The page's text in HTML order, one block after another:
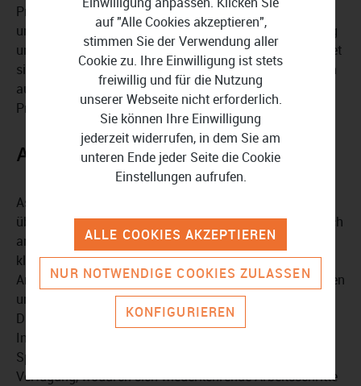
Projekts. Die strukturierte Ausgabe mit Bezeichnungen
und Mengen erleichtert die Dokumentation, Abstimmung
und Weitergabe von Planungsunterlagen. Dadurch eignet
sich die Software nicht nur für die Konstruktion, sondern
auch für die professionelle Aufbereitung von
Projektdaten.
Arbeiten mit Assistenten
Ashampoo 3D CAD Architecture 14 setzt auf eine
übersichtlich strukturierte Benutzeroberfläche mit logisch
angeordneten Werkzeugen. Sie können zwischen
klassischer Werkzeugleiste und moderner Ribbon-
Ansicht wählen. Zahlreiche Eingabehilfen und Assistenten
unterstützen bei komplexen Aufgaben wie
Dachkonstruktionen, Geländeplanung oder technischen
Installationen. Ergänzend stehen Funktionen zum
Spiegeln von 2D-Symbolen und 3D-Objekten zur
Verfügung, wodurch sich wiederkehrende Arbeitsschritte
auf "Alle Cookies akzeptieren",
stimmen Sie der Verwendung aller
Cookie zu. Ihre Einwilligung ist stets
freiwillig und für die Nutzung
unserer Webseite nicht erforderlich.
Sie können Ihre Einwilligung
jederzeit widerrufen, in dem Sie am
unteren Ende jeder Seite die Cookie
Einstellungen aufrufen.
NUR NOTWENDIGE COOKIES ZULASSEN
KONFIGURIEREN
ALLE COOKIES AKZEPTIEREN